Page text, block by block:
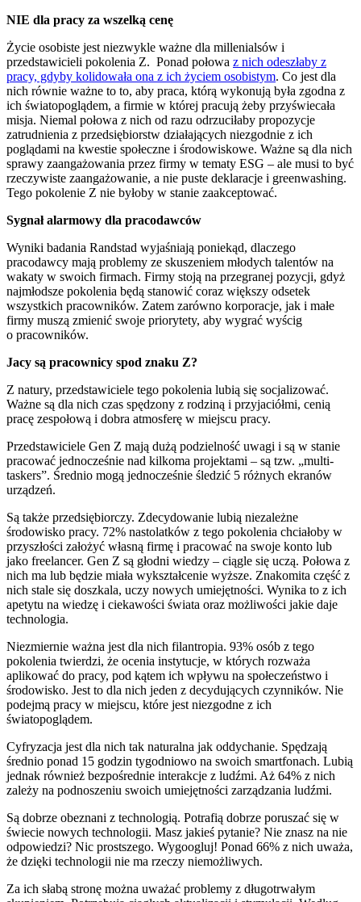
NIE dla pracy za wszelką cenę
Życie osobiste jest niezwykle ważne dla millenialsów i
przedstawicieli pokolenia Z. Ponad połowa z nich odeszłaby z
pracy, gdyby kolidowała ona z ich życiem osobistym. Co jest dla
nich równie ważne to to, aby praca, którą wykonują była zgodna z
ich światopoglądem, a firmie w której pracują żeby przyświecała
misja. Niemal połowa z nich od razu odrzuciłaby propozycje
zatrudnienia z przedsiębiorstw działających niezgodnie z ich
poglądami na kwestie społeczne i środowiskowe. Ważne są dla nich
sprawy zaangażowania przez firmy w tematy ESG – ale musi to być
rzeczywiste zaangażowanie, a nie puste deklaracje i greenwashing.
Tego pokolenie Z nie byłoby w stanie zaakceptować.
Sygnał alarmowy dla pracodawców
Wyniki badania Randstad wyjaśniają poniekąd, dlaczego
pracodawcy mają problemy ze skuszeniem młodych talentów na
wakaty w swoich firmach. Firmy stoją na przegranej pozycji, gdyż
najmłodsze pokolenia będą stanowić coraz większy odsetek
wszystkich pracowników. Zatem zarówno korporacje, jak i małe
firmy muszą zmienić swoje priorytety, aby wygrać wyścig
o pracowników.
Jacy są pracownicy spod znaku Z?
Z natury, przedstawiciele tego pokolenia lubią się socjalizować.
Ważne są dla nich czas spędzony z rodziną i przyjaciółmi, cenią
pracę zespołową i dobra atmosferę w miejscu pracy.
Przedstawiciele Gen Z mają dużą podzielność uwagi i są w stanie
pracować jednocześnie nad kilkoma projektami – są tzw. „multi-
taskers”. Średnio mogą jednocześnie śledzić 5 różnych ekranów
urządzeń.
Są także przedsiębiorczy. Zdecydowanie lubią niezależne
środowisko pracy. 72% nastolatków z tego pokolenia chciałoby w
przyszłości założyć własną firmę i pracować na swoje konto lub
jako freelancer. Gen Z są głodni wiedzy – ciągle się uczą. Połowa z
nich ma lub będzie miała wykształcenie wyższe. Znakomita część z
nich stale się doszkala, uczy nowych umiejętności. Wynika to z ich
apetytu na wiedzę i ciekawości świata oraz możliwości jakie daje
technologia.
Niezmiernie ważna jest dla nich filantropia. 93% osób z tego
pokolenia twierdzi, że ocenia instytucje, w których rozważa
aplikować do pracy, pod kątem ich wpływu na społeczeństwo i
środowisko. Jest to dla nich jeden z decydujących czynników. Nie
podejmą pracy w miejscu, które jest niezgodne z ich
światopoglądem.
Cyfryzacja jest dla nich tak naturalna jak oddychanie. Spędzają
średnio ponad 15 godzin tygodniowo na swoich smartfonach. Lubią
jednak również bezpośrednie interakcje z ludźmi. Aż 64% z nich
zależy na podnoszeniu swoich umiejętności zarządzania ludźmi.
Są dobrze obeznani z technologią. Potrafią dobrze poruszać się w
świecie nowych technologii. Masz jakieś pytanie? Nie znasz na nie
odpowiedzi? Nic prostszego. Wygoogluj! Ponad 66% z nich uważa,
że dzięki technologii nie ma rzeczy niemożliwych.
Za ich słabą stronę można uważać problemy z długotrwałym